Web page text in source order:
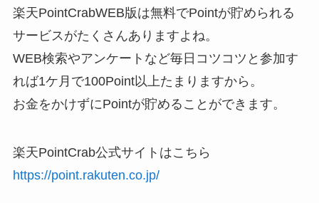
楽天PointCrabWEB版は無料でPointが貯められる
サービスがたくさんありますよね。
WEB検索やアンケートなど毎日コツコツと参加す
れば1ケ月で100Point以上たまりますから。
お金をかけずにPointが貯めることができます。
楽天PointCrab公式サイトはこちら
https://point.rakuten.co.jp/